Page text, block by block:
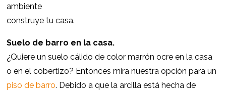
ambiente
construye tu casa.
Suelo de barro en la casa.
¿Quiere un suelo cálido de color marrón ocre en la casa
o en el cobertizo? Entonces mira nuestra opción para un
piso de barro. Debido a que la arcilla está hecha de